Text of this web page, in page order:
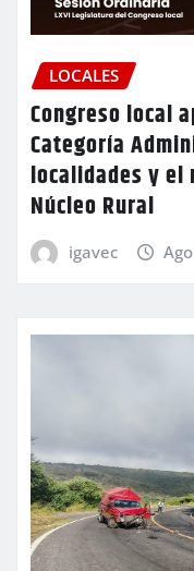
LOCALES
Congreso local
Categoría
localidades y el
Núcleo Rural
igavec